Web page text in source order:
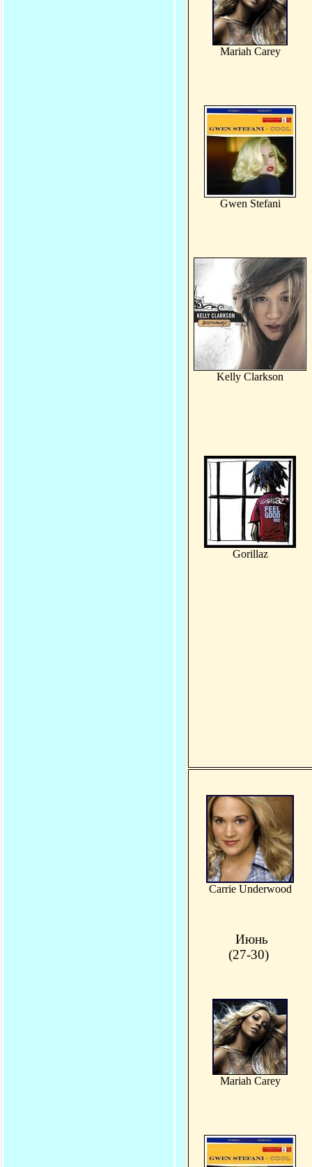
Mariah Carey
Gwen Stefani
Kelly Clarkson
Gorillaz
Carrie Underwood
Июнь
(27-30)
Mariah Carey